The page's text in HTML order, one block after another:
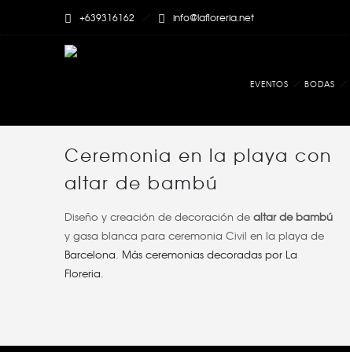
+639316162 info@lafloreria.net
EVENTOS BODAS
Ceremonia en la playa con
altar de bambú
Diseño y creación de decoración de altar de bambú
y gasa blanca para ceremonia Civil en la playa de
Barcelona. Más ceremonias decoradas por La
Floreria.